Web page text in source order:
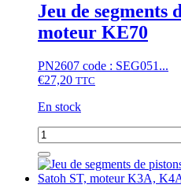
Jeu de segments
moteur KE70
PN2607 code : SEG051...
€27,20 TTC
En stock
quantité
de
Jeu
de